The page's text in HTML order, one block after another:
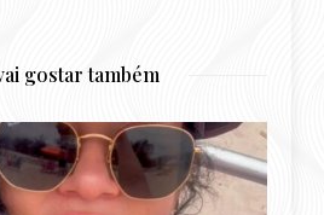
gostar também